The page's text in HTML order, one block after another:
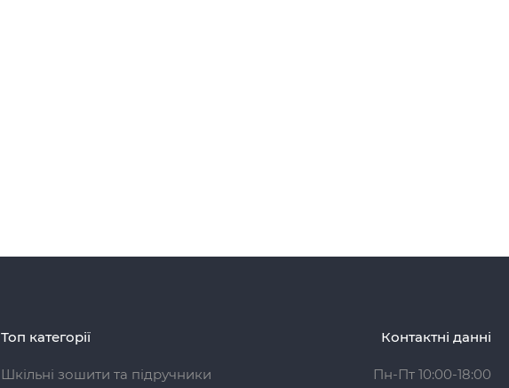
Топ категорії
Шкільні зошити та підручники
Контактні данні
Пн-Пт 10:00-18:00